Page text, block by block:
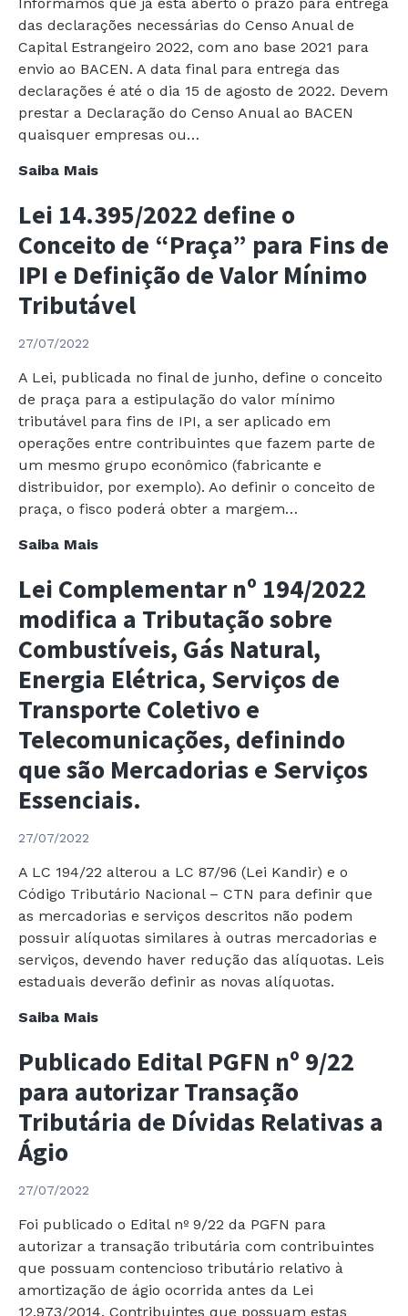
das declarações necessárias do Censo Anual de
Capital Estrangeiro 2022, com ano base 2021 para
envio ao BACEN. A data final para entrega das
declarações é até o dia 15 de agosto de 2022. Devem
prestar a Declaração do Censo Anual ao BACEN
quaisquer empresas ou…
Saiba MaisCenso
de
Capital
Estrangeiro
2022
Lei 14.395/2022 define o
Conceito de “Praça” para Fins de
IPI e Definição de Valor Mínimo
Tributável
27/07/2022
A Lei, publicada no final de junho, define o conceito
de praça para a estipulação do valor mínimo
tributável para fins de IPI, a ser aplicado em
operações entre contribuintes que fazem parte de
um mesmo grupo econômico (fabricante e
distribuidor, por exemplo). Ao definir o conceito de
praça, o fisco poderá obter a margem…
Saiba MaisLei
define
Conceito
de
“Praça”
Fins
de
IPI
e
Definição
Mínimo
Tributável
Lei Complementar nº 194/2022
modifica a Tributação sobre
Combustíveis, Gás Natural,
Energia Elétrica, Serviços de
Transporte Coletivo e
Telecomunicações, definindo
que são Mercadorias e Serviços
Essenciais.
27/07/2022
A LC 194/22 alterou a LC 87/96 (Lei Kandir) e o
Código Tributário Nacional – CTN para definir que
as mercadorias e serviços descritos não podem
possuir alíquotas similares à outras mercadorias e
serviços, devendo haver redução das alíquotas. Leis
estaduais deverão definir as novas alíquotas.
Saiba MaisLei
nº
194/2022
modifica
a
Natural,
Energia
Elétrica,
Serviços
Publicado Edital PGFN nº 9/22
para autorizar Transação
Tributária de Dívidas Relativas a
Ágio
27/07/2022
Foi publicado o Edital nº 9/22 da PGFN para
autorizar a transação tributária com contribuintes
que possuam contencioso tributário relativo à
amortização de ágio ocorrida antes da Lei
12.973/2014. Contribuintes que possuam estas